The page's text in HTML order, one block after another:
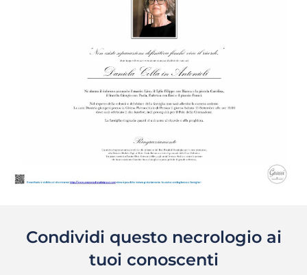
Condividi questo necrologio ai
tuoi conoscenti